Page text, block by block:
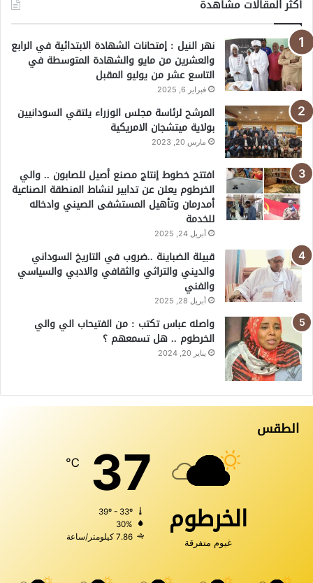
أكثر المقالات مشاهدة
نهر النيل : إمتحانات الشهادة الابتدائية في الرابع
والعشرين من مايو والشهادة المتوسطة في
التاسع عشر من يوليو المقبل
فبراير 6, 2025
المرشح لرئاسة مجلس الوزراء يلتقي السودانيين
بولاية ميتشجان الامريكية
مارس 20, 2023
افتتح خطوط إنتاج مصنع أصيل للصابون .. والي
الخرطوم يعلن عن تدابير لنشاط المنطقة الصناعية
أمدرمان وتأهيل المستشفى الصيني وادخاله
للخدمة
أبريل 24, 2025
قبيلة الضباينة ..ضروب في التاريخ السوداني
والديني والتراثي والثقافي والادبي والسياسي
والفني
أبريل 28, 2025
واصله عباس تكتب : من الفتيحاب الي والي
الخرطوم .. هل تسمعهم ؟
يناير 20, 2024
الطقس
الخرطوم
غيوم متفرقة
37
℃
30%
7.86 كيلومتر/ساعة